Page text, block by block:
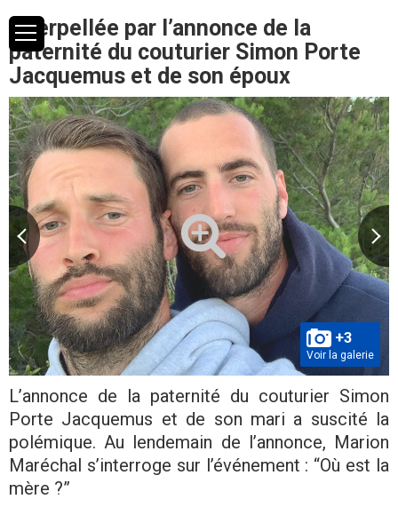
Interpellée par l’annonce de la
paternité du couturier Simon Porte
Jacquemus et de son époux
+3
Voir la galerie
L’annonce de la paternité du couturier Simon
Porte Jacquemus et de son mari a suscité la
polémique. Au lendemain de l’annonce, Marion
Maréchal s’interroge sur l’événement : “Où est la
mère ?”